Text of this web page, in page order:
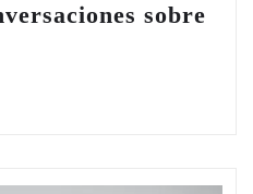
sobre